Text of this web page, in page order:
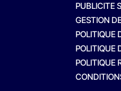
PUBLICITE
GESTION
POLITIQUE
POLITIQUE
POLITIQUE